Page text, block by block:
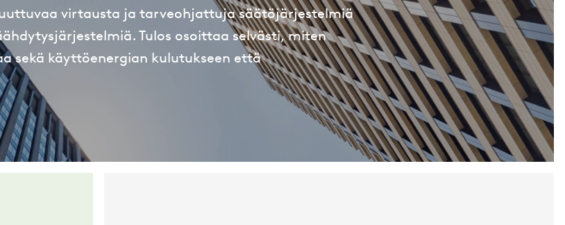
virtausta ja tarveohjattuja säätöjärjestelmiä
Tulos osoittaa selvästi, miten
sekä käyttöenergian kulutukseen että